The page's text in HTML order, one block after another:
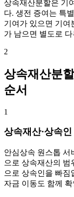
상속재산분할은 기
다. 생전 증여는 특
기여가 있으면 기여
가 남으면 별도로
2
상속재산분
순서
1
상속재산·상속
안심상속 원스톱 서
으로 상속재산의 범
으로 상속인을 빠짐
자금 이동도 함께